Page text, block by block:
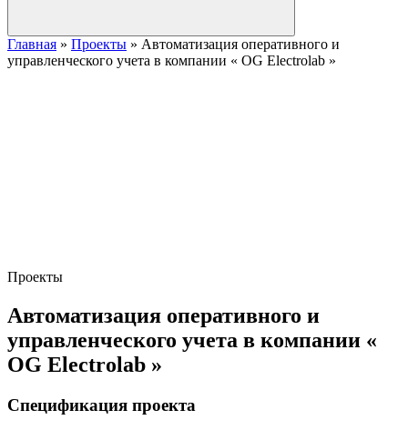
Главная » Проекты » Автоматизация оперативного и
управленческого учета в компании « OG Electrolab »
Проекты
Автоматизация оперативного и
управленческого учета в компании «
OG Electrolab »
Спецификация проекта